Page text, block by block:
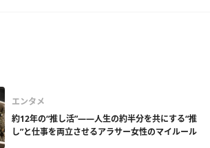
エンタメ
約12年の“推し活”――人生の約半分を共にする“推
し”と仕事を両立させるアラサー女性のマイルール